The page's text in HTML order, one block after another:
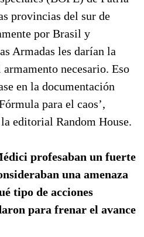
provincias del sur de
por Brasil y
Armadas les darían la
necesario. Eso
en la documentación
para el caos’,
editorial Random House.
profesaban un fuerte
una amenaza
tipo de acciones
para frenar el avance